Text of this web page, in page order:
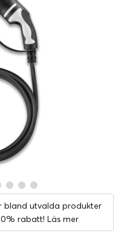
bland utvalda produkter
rabatt! Läs mer